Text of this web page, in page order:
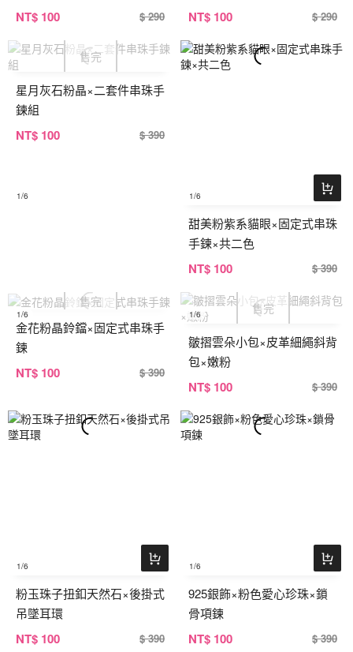
NT$ 100 $ 290 NT$ 100 $ 290
1/6
星月灰石粉晶×二套件串珠手
鍊組
NT$ 100 $ 390
1/6
甜美粉紫系貓眼×固定式串珠
手鍊×共二色
NT$ 100 $ 390
1/6
金花粉晶鈴鐺×固定式串珠手
鍊
NT$ 100 $ 390
1/6
皺摺雲朵小包×皮革細繩斜背
包×嫩粉
NT$ 100 $ 390
1/6
粉玉珠子扭釦天然石×後掛式
吊墜耳環
NT$ 100 $ 390
1/6
925銀飾×粉色愛心珍珠×鎖
骨項鍊
NT$ 100 $ 390